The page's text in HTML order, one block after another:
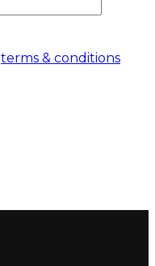
terms & conditions